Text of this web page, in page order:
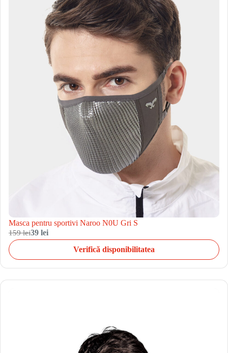
Masca pentru sportivi Naroo N0U Gri S
159 lei39 lei
Verifică disponibilitatea